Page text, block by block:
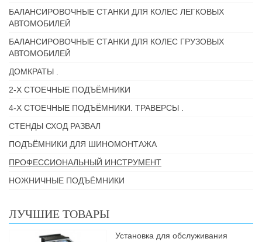
БАЛАНСИРОВОЧНЫЕ СТАНКИ ДЛЯ КОЛЕС ЛЕГКОВЫХ
АВТОМОБИЛЕЙ
БАЛАНСИРОВОЧНЫЕ СТАНКИ ДЛЯ КОЛЕС ГРУЗОВЫХ
АВТОМОБИЛЕЙ
ДОМКРАТЫ .
2-Х СТОЕЧНЫЕ ПОДЪЁМНИКИ
4-Х СТОЕЧНЫЕ ПОДЪЁМНИКИ. ТРАВЕРСЫ .
СТЕНДЫ СХОД РАЗВАЛ
ПОДЪЁМНИКИ ДЛЯ ШИНОМОНТАЖА
ПРОФЕССИОНАЛЬНЫЙ ИНСТРУМЕНТ
НОЖНИЧНЫЕ ПОДЪЁМНИКИ
ЛУЧШИЕ ТОВАРЫ
Установка для обслуживания